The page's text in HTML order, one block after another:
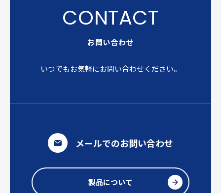
お問い合わせ
いつでもお気軽にお問い合わせください。
メールでのお問い合わせ
製品について